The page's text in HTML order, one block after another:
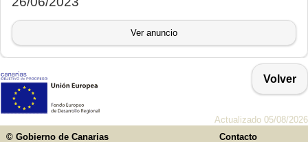
Ver anuncio
Volver
Actualizado 05/08/2026
© Gobierno de Canarias
Contacto